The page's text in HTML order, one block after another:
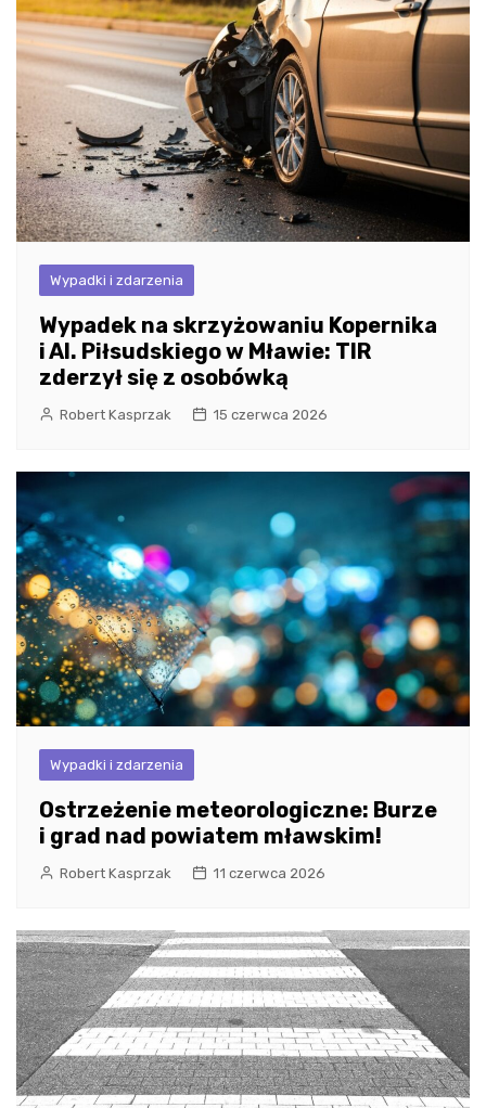
Wypadki i zdarzenia
Wypadek na skrzyżowaniu Kopernika
i Al. Piłsudskiego w Mławie: TIR
zderzył się z osobówką
Robert Kasprzak 15 czerwca 2026
Wypadki i zdarzenia
Ostrzeżenie meteorologiczne: Burze
i grad nad powiatem mławskim!
Robert Kasprzak 11 czerwca 2026